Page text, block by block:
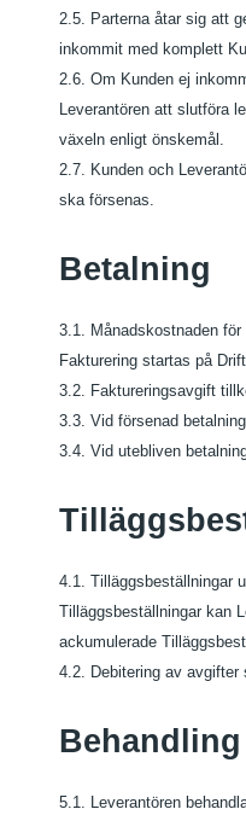
2.5. Parterna åtar sig att
inkommit med komplett
2.6. Om Kunden ej
Leverantören att slutföra
växeln enligt önskemål.
2.7. Kunden och
ska försenas.
Betalning
3.1. Månadskostnaden
Fakturering startas på
3.2. Faktureringsavgift
3.3. Vid försenad
3.4. Vid utebliven
4.1. Tilläggsbeställningar
Tilläggsbeställningar kan
ackumulerade
4.2. Debitering av
5.1. Leverantören